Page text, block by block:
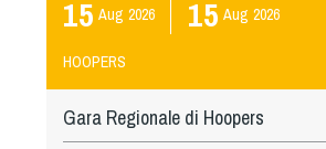
15 Aug 2026 15 Aug 2026
HOOPERS
Gara Regionale di Hoopers